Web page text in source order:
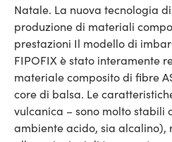
Natale. La nuova tecnologia
produzione di materiali
prestazioni Il modello di
FIPOFIX è stato interamente
materiale composito di fibre
core di balsa. Le
vulcanica – sono molto stabili
ambiente acido, sia alcalino),